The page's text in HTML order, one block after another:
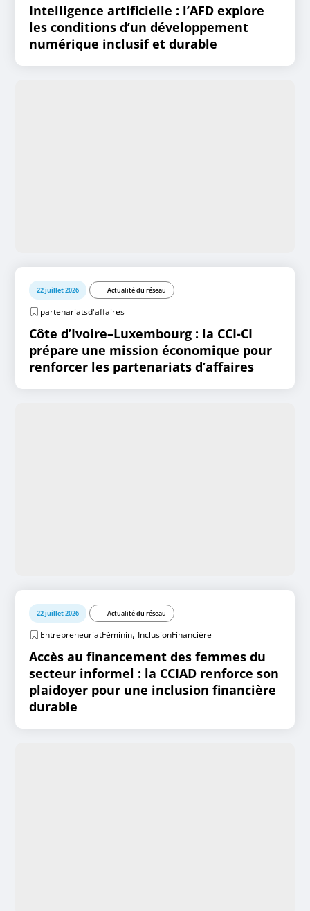
Intelligence artificielle : l’AFD explore
les conditions d’un développement
numérique inclusif et durable
22 juillet 2026 Actualité du réseau
partenariatsd'affaires
Côte d’Ivoire–Luxembourg : la CCI-CI
prépare une mission économique pour
renforcer les partenariats d’affaires
22 juillet 2026 Actualité du réseau
EntrepreneuriatFéminin, InclusionFinancière
Accès au financement des femmes du
secteur informel : la CCIAD renforce son
plaidoyer pour une inclusion financière
durable